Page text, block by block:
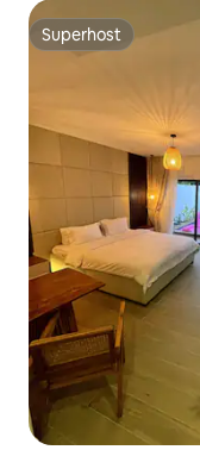
Superhost
Superhost